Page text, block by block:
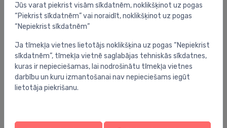
Jūs varat piekrist visām sīkdatnēm, noklikšķinot uz pogas
“Piekrist sīkdatnēm” vai noraidīt, noklikšķinot uz pogas
“Nepiekrist sīkdatnēm”
Ja tīmekļa vietnes lietotājs noklikšķina uz pogas “Nepiekrist
sīkdatnēm”, tīmekļa vietnē saglabājas tehniskās sīkdatnes,
kuras ir nepieciešamas, lai nodrošinātu tīmekļa vietnes
darbību un kuru izmantošanai nav nepieciešams iegūt
lietotāja piekrišanu.